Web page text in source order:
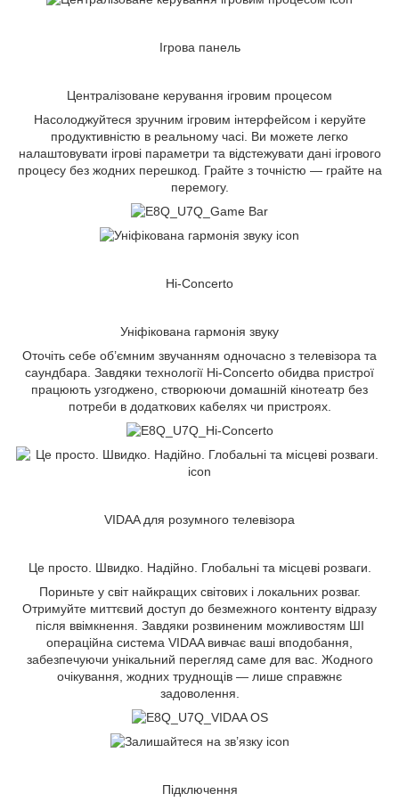
Ігрова панель
Централізоване керування ігровим процесом
Насолоджуйтеся зручним ігровим інтерфейсом і керуйте
продуктивністю в реальному часі. Ви можете легко
налаштовувати ігрові параметри та відстежувати дані ігрового
процесу без жодних перешкод. Грайте з точністю — грайте на
перемогу.
Hi-Concerto
Уніфікована гармонія звуку
Оточіть себе об’ємним звучанням одночасно з телевізора та
саундбара. Завдяки технології Hi-Concerto обидва пристрої
працюють узгоджено, створюючи домашній кінотеатр без
потреби в додаткових кабелях чи пристроях.
VIDAA для розумного телевізора
Це просто. Швидко. Надійно. Глобальні та місцеві розваги.
Пориньте у світ найкращих світових і локальних розваг.
Отримуйте миттєвий доступ до безмежного контенту відразу
після ввімкнення. Завдяки розвиненим можливостям ШІ
операційна система VIDAA вивчає ваші вподобання,
забезпечуючи унікальний перегляд саме для вас. Жодного
очікування, жодних труднощів — лише справжнє
задоволення.
Підключення